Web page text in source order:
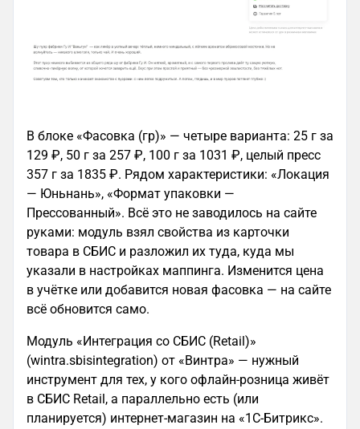
В блоке «Фасовка (гр)» — четыре варианта: 25 г за
129 ₽, 50 г за 257 ₽, 100 г за 1031 ₽, целый пресс
357 г за 1835 ₽. Рядом характеристики: «Локация
— Юньнань», «Формат упаковки —
Прессованный». Всё это не заводилось на сайте
руками: модуль взял свойства из карточки
товара в СБИС и разложил их туда, куда мы
указали в настройках маппинга. Изменится цена
в учётке или добавится новая фасовка — на сайте
всё обновится само.
Модуль «Интеграция со СБИС (Retail)»
(wintra.sbisintegration) от «Винтра» — нужный
инструмент для тех, у кого офлайн-розница живёт
в СБИС Retail, а параллельно есть (или
планируется) интернет-магазин на «1С-Битрикс».